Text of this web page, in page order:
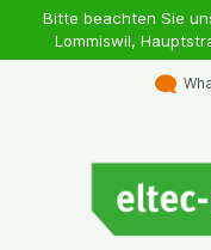
Bitte beachten Sie
Lommiswil,